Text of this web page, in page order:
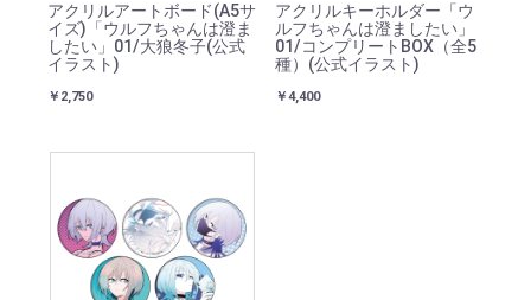
アクリルアートボード(A5サ
イズ)「ウルフちゃんは澄ま
したい」01/大狼冬子(公式
イラスト)
￥2,750
アクリルキーホルダー「ウ
ルフちゃんは澄ましたい」
01/コンプリートBOX（全5
種）(公式イラスト)
￥4,400